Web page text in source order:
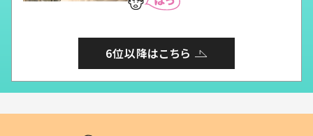
6位以降はこちら